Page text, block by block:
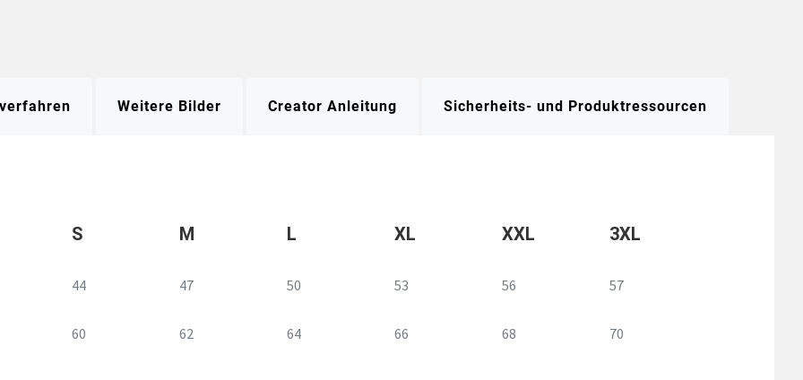
Weitere Bilder Creator Anleitung Sicherheits- und Produktressourcen
S M L XL XXL 3XL
44 47 50 53 56 57
60 62 64 66 68 70